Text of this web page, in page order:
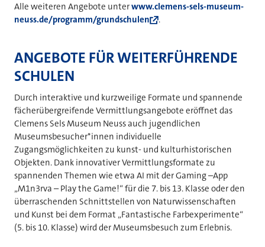
Alle weiteren Angebote unterwww.clemens-sels-museum-
neuss.de/programm/grundschulen
.
ANGEBOTE FÜR WEITERFÜHRENDE
SCHULEN
Durch interaktive und kurzweilige Formate und spannende
fächerübergreifende Vermittlungsangebote eröffnet das
Clemens Sels Museum Neuss auch jugendlichen
Museumsbesucher*innen individuelle
Zugangsmöglichkeiten zu kunst- und kulturhistorischen
Objekten. Dank innovativer Vermittlungsformate zu
spannenden Themen wie etwa AI mit der Gaming –App
„M1n3rva – Play the Game!“ für die 7. bis 13. Klasse oder den
überraschenden Schnittstellen von Naturwissenschaften
und Kunst bei dem Format „Fantastische Farbexperimente“
(5. bis 10. Klasse) wird der Museumsbesuch zum Erlebnis.